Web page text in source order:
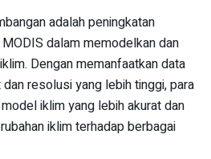
adalah peningkatan
dalam memodelkan dan
Dengan memanfaatkan data
resolusi yang lebih tinggi, para
iklim yang lebih akurat dan
iklim terhadap berbagai